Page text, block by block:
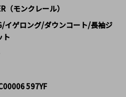
モンクレール）
ゲロング/ダウンコート/長袖ジ
ト
597YF